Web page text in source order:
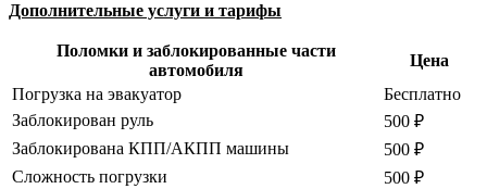
Дополнительные услуги и тарифы
Поломки и заблокированные части
автомобиля
Цена
Погрузка на эвакуатор
Бесплатно
Заблокирован руль
500 ₽
Заблокирована КПП/АКПП машины
500 ₽
Сложность погрузки
500 ₽